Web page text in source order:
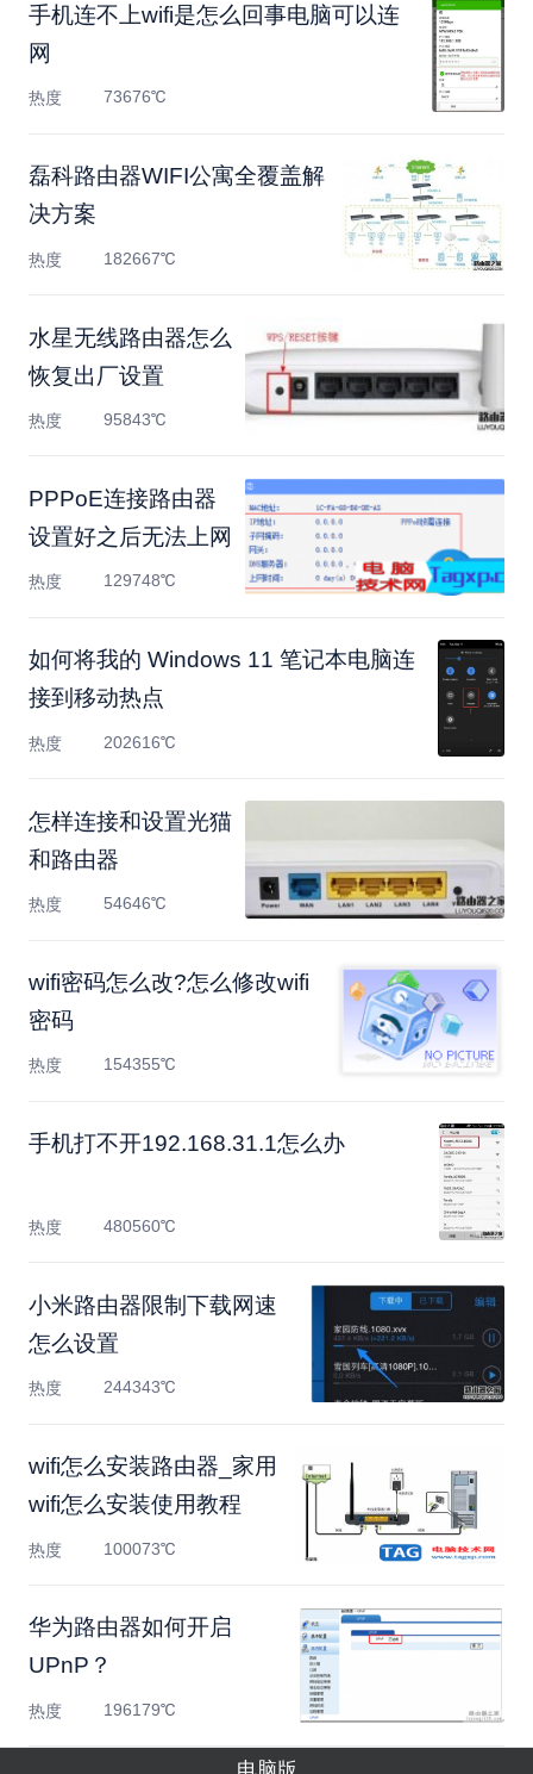
手机连不上wifi是怎么回事电脑可以连
网
热度 73676℃
磊科路由器WIFI公寓全覆盖解
决方案
热度 182667℃
水星无线路由器怎么
恢复出厂设置
热度 95843℃
PPPoE连接路由器
设置好之后无法上网
热度 129748℃
如何将我的 Windows 11 笔记本电脑连
接到移动热点
热度 202616℃
怎样连接和设置光猫
和路由器
热度 54646℃
wifi密码怎么改?怎么修改wifi
密码
热度 154355℃
手机打不开192.168.31.1怎么办
热度 480560℃
小米路由器限制下载网速
怎么设置
热度 244343℃
wifi怎么安装路由器_家用
wifi怎么安装使用教程
热度 100073℃
华为路由器如何开启
UPnP？
热度 196179℃
电脑版